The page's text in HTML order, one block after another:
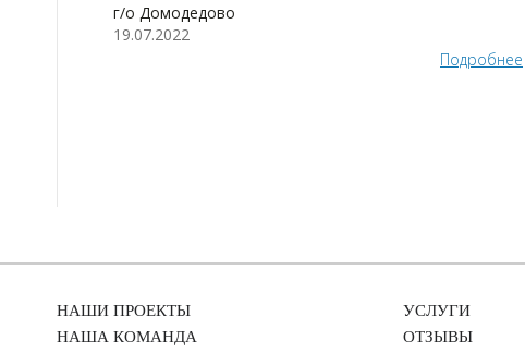
г/о Домодедово
19.07.2022
Подробнее
НАШИ ПРОЕКТЫ
НАША КОМАНДА
УСЛУГИ
ОТЗЫВЫ